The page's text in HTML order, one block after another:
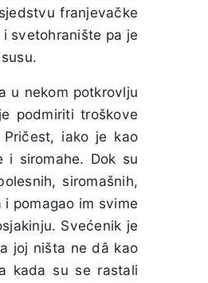
franjevačke
svetohranište pa je
u nekom potkrovlju
podmiriti troškove
iako je kao
i siromahe. Dok su
siromašnih,
pomagao im svime
Svećenik je
joj ništa ne dâ kao
kada su se rastali